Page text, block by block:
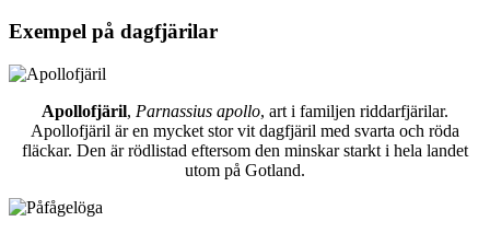
Exempel på dagfjärilar
Apollofjäril, Parnassius apollo, art i familjen riddarfjärilar.
Apollofjäril är en mycket stor vit dagfjäril med svarta och röda
fläckar. Den är rödlistad eftersom den minskar starkt i hela landet
utom på Gotland.